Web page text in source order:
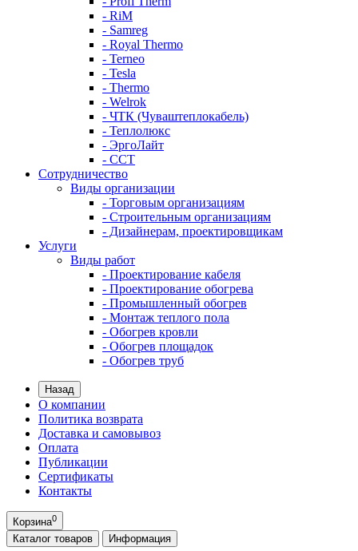
- RiM
- Samreg
- Royal Thermo
- Terneo
- Tesla
- Thermo
- Welrok
- ЧТК (Чуваштеплокабель)
- Теплолюкс
- ЭргоЛайт
- ССТ
Сотрудничество
Виды организации
- Торговым организациям
- Строительным организациям
- Дизайнерам, проектировщикам
Услуги
Виды работ
- Проектирование кабеля
- Проектирование обогрева
- Промышленный обогрев
- Монтаж теплого пола
- Обогрев кровли
- Обогрев площадок
- Обогрев труб
Назад
О компании
Политика возврата
Доставка и самовывоз
Оплата
Публикации
Сертификаты
Контакты
Корзина0
Каталог товаров Информация